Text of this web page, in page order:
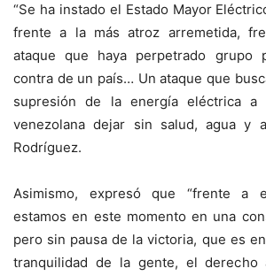
“Se ha instado el Estado Mayor
frente a la más atroz arremetida,
ataque que haya perpetrado grupo
contra de un país… Un ataque que
supresión de la energía eléctrica a
venezolana dejar sin salud, agua y
Rodríguez.
Asimismo, expresó que “frente a
estamos en este momento en una
pero sin pausa de la victoria, que es
tranquilidad de la gente, el